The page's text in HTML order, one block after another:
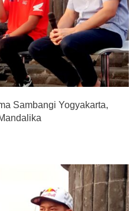
Sambangi Yogyakarta,